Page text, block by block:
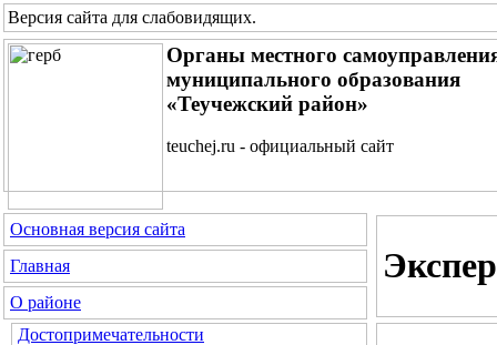
Версия сайта для слабовидящих.
Органы местного
муниципального образования
«Теучежский район»
teuchej.ru - официальный сайт
Основная версия сайта
Главная
О районе
Достопримечательности